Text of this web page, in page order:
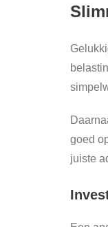
goed
juiste